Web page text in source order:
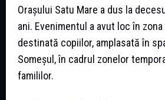
Orașului Satu Mare a dus la
ani. Evenimentul a avut loc în
destinată copiilor, amplasată în
Someșul, în cadrul zonelor
famililor.